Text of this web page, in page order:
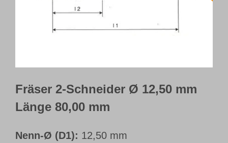
Webshop
Fräser 2-Schneider Ø 12,50 mm
Länge 80,00 mm
Nenn-Ø (D1): 12,50 mm